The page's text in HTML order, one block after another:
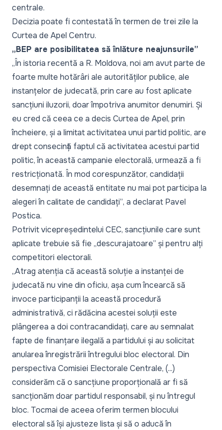
centrale.
Decizia poate fi contestată în termen de trei zile la
Curtea de Apel Centru.
„BEP are posibilitatea să înlăture neajunsurile”
„În istoria recentă a R. Moldova, noi am avut parte de
foarte multe hotărâri ale autorităților publice, ale
instanțelor de judecată, prin care au fost aplicate
sancțiuni iluzorii, doar împotriva anumitor denumiri. Și
eu cred că ceea ce a decis Curtea de Apel, prin
încheiere, și a limitat activitatea unui partid politic, are
drept consecință faptul că activitatea acestui partid
politic, în această campanie electorală, urmează a fi
restricționată. În mod corespunzător, candidații
desemnați de această entitate nu mai pot participa la
alegeri în calitate de candidați”, a declarat Pavel
Postica.
Potrivit vicepreședintelui CEC, sancțiunile care sunt
aplicate trebuie să fie „descurajatoare” și pentru alți
competitori electorali.
„Atrag atenția că această soluție a instanței de
judecată nu vine din oficiu, așa cum încearcă să
invoce participanții la această procedură
administrativă, ci rădăcina acestei soluții este
plângerea a doi contracandidați, care au semnalat
fapte de finanțare ilegală a partidului și au solicitat
anularea înregistrării întregului bloc electoral. Din
perspectiva Comisiei Electorale Centrale, (...)
considerăm că o sancțiune proporțională ar fi să
sancționăm doar partidul responsabil, și nu întregul
bloc. Tocmai de aceea oferim termen blocului
electoral să își ajusteze lista și să o aducă în